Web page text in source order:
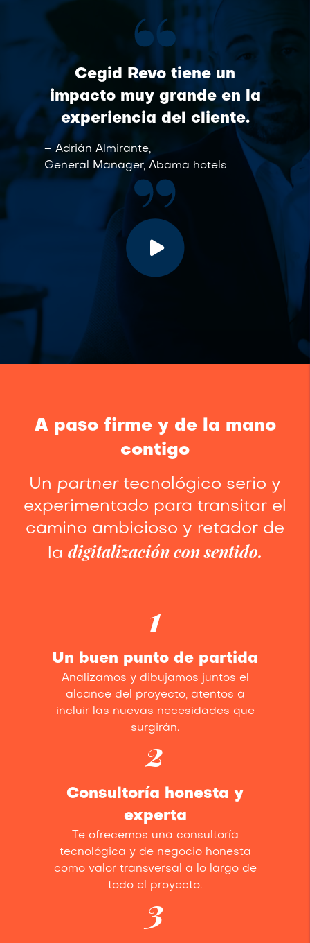
Cegid Revo tiene un
impacto muy grande en la
experiencia del cliente.
– Adrián Almirante,
General Manager, Abama hotels
A paso firme y de la mano
contigo
Un partnertecnológico serio y
experimentado para transitar el
camino ambicioso y retador de
la digitalización con sentido.
1
Un buen punto de partida
Analizamos y dibujamos juntos el
alcance del proyecto, atentos a
incluir las nuevas necesidades que
surgirán.
2
Consultoría honesta y
experta
Te ofrecemos una consultoría
tecnológica y de negocio honesta
como valor transversal a lo largo de
todo el proyecto.
3